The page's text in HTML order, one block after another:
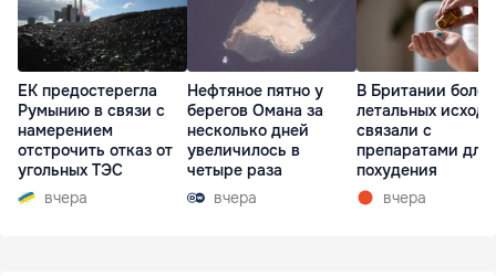
ЕК предостерегла
Румынию в связи с
намерением
отстрочить отказ от
угольных ТЭС
вчера
Нефтяное пятно у
берегов Омана за
несколько дней
увеличилось в
четыре раза
вчера
В Британии
летальных
связали с
препаратами для
похудения
вчера